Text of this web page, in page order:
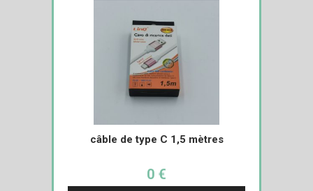
câble de type C 1,5 mètres
0 €